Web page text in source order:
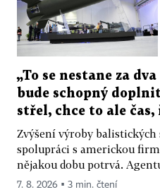
„To se nestane za
bude schopný
střel, chce to ale
Zvýšení výroby balistických
spolupráci s americkou
nějakou dobu potrvá.
7. 8. 2026 ▪ 3 min. čtení